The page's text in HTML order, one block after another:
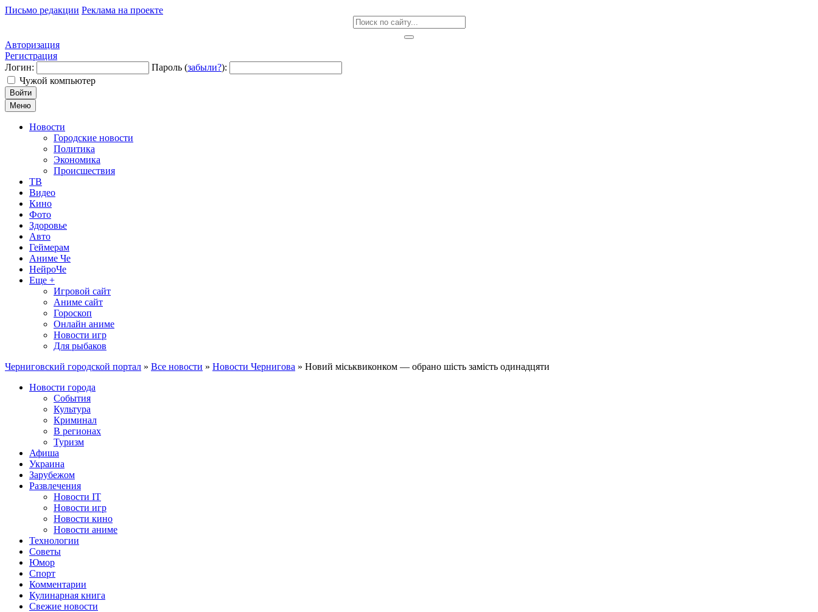
Письмо редакции Реклама на проекте
Авторизация
Регистрация
Логин:
Пароль (забыли?):
Чужой компьютер
Войти
Меню
Новости
Городские новости
Политика
Экономика
Происшествия
ТВ
Видео
Кино
Фото
Здоровье
Авто
Геймерам
Аниме Че
НейроЧе
Еще +
Игровой сайт
Аниме сайт
Гороскоп
Онлайн аниме
Новости игр
Для рыбаков
Черниговский городской портал » Все новости » Новости Чернигова » Новий міськвиконком — обрано шість замість одинадцяти
Новости города
События
Культура
Криминал
В регионах
Туризм
Афиша
Украина
Зарубежом
Развлечения
Новости IT
Новости игр
Новости кино
Новости аниме
Технологии
Советы
Юмор
Спорт
Комментарии
Кулинарная книга
Свежие новости